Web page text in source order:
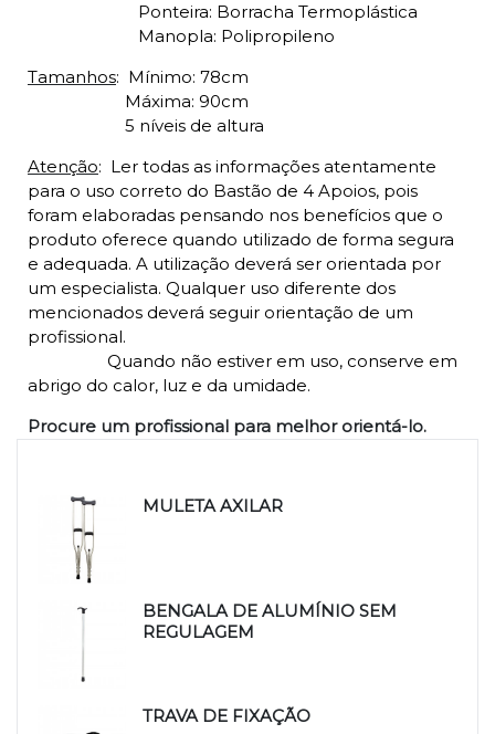
Ponteira: Borracha Termoplástica
Manopla: Polipropileno
Tamanhos: Mínimo: 78cm
Máxima: 90cm
5 níveis de altura
Atenção: Ler todas as informações atentamente
para o uso correto do Bastão de 4 Apoios, pois
foram elaboradas pensando nos benefícios que o
produto oferece quando utilizado de forma segura
e adequada. A utilização deverá ser orientada por
um especialista. Qualquer uso diferente dos
mencionados deverá seguir orientação de um
profissional.
Quando não estiver em uso, conserve em
abrigo do calor, luz e da umidade.
Procure um profissional para melhor orientá-lo.
MULETA AXILAR
BENGALA DE ALUMÍNIO SEM
REGULAGEM
TRAVA DE FIXAÇÃO